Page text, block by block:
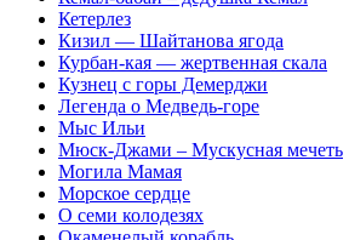
Кетерлез
Кизил — Шайтанова ягода
Курбан-кая — жертвенная скала
Кузнец с горы Демерджи
Легенда о Медведь-горе
Мыс Ильи
Мюск-Джами – Мускусная мечеть
Могила Мамая
Морское сердце
О семи колодезях